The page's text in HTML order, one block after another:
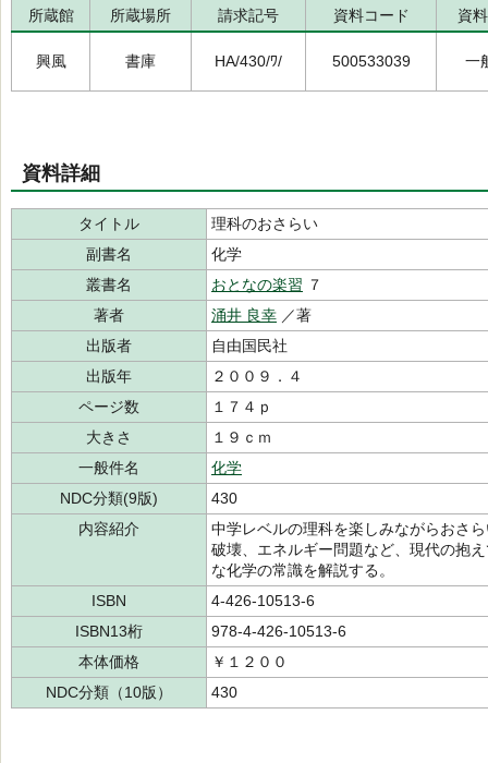
所蔵館 所蔵場所 請求記号 資料コード 資
興風 書庫 HA/430/ﾜ/ 500533039 一
資料詳細
タイトル
理科のおさらい
副書名
化学
叢書名
おとなの楽習 ７
著者
涌井 良幸 ／著
出版者
自由国民社
出版年
２００９．４
ページ数
１７４ｐ
大きさ
１９ｃｍ
一般件名
化学
NDC分類(9版)
430
内容紹介
中学レベルの理科を楽しみながらおさ
破壊、エネルギー問題など、現代の抱
な化学の常識を解説する。
ISBN
4-426-10513-6
ISBN13桁
978-4-426-10513-6
本体価格
￥１２００
NDC分類（10版）
430